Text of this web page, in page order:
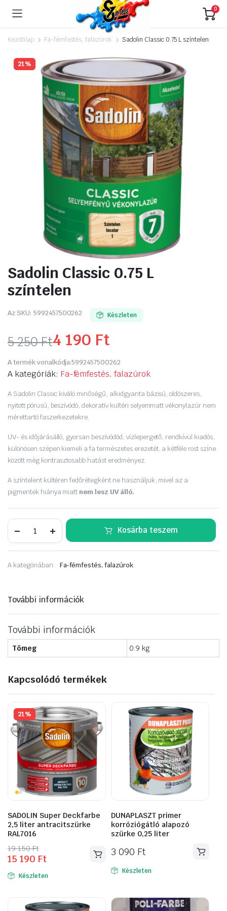
0
Kezdőlap Fa-fémfestés, falazúrok Sadolin Classic 0.75 L színtelen
21%
Sadolin Classic 0.75 L
színtelen
Az SKU: 5992457500262 Készleten
5 250Ft
Original
price
was:
5
250 Ft.
4 190 Ft
Current
price
is:
4
190 Ft.
A termék vonalkódja:5992457500262
A kategóriák: Fa-fémfestés, falazúrok
A Sadolin Classic kiváló minőségű, alkidgyanta bázisú, oldószeres,
nyitott pórusú, beszívódó, dekoratív kültéri selyemmatt vékonylazúr nem
mérettartó faszerkezetekre.
UV- és időjárásálló, gyorsan beszívódód, vízlepergető, rendkívül kiadós,
különösen szépen kiemeli a fa természetes erezetét, a kétféle rost színe
között még kontrasztosabb hatást eredményez.
A színtelent kültéren fedőrétegként ne használjuk, mivel az a
pigmentek hiánya miatt nem lesz UV álló.
Classic
L
mennyiség
Kosárba teszem
A kategóriában: Fa-fémfestés, falazúrok
További információk
További információk
Tömeg 0.9 kg
Kapcsolódó termékek
21%
SADOLIN Super Deckfarbe
2,5 liter antracitszürke
RAL7016
19 150Ft
Original
price
was:
15 190 Ft
Current
price
is: Készleten
DUNAPLASZT primer
korróziógátló alapozó
szürke 0,25 liter
3 090 Ft
Készleten